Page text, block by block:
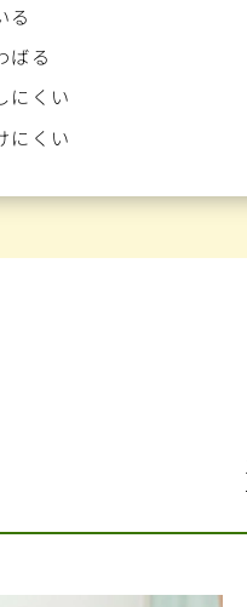
る
ばる
にくい
にくい